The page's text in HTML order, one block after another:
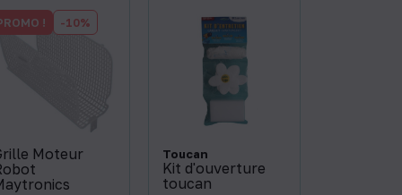
Moteur
! -10%
Toucan
Kit d'ouverture
toucan